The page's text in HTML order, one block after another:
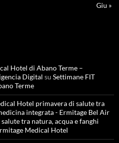
Giu »
Hotel di Abano Terme –
Digital su Settimane FIT
Terme
Hotel primavera di salute tra
integrata - Ermitage Bel Air
tra natura, acqua e fanghi
Medical Hotel